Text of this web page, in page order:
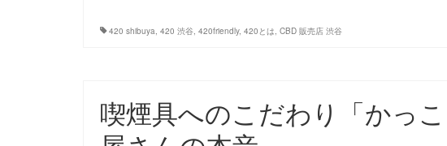
420 shibuya, 420 渋谷, 420friendly, 420とは, CBD 販売店 渋谷
喫煙具へのこだわり「かっ